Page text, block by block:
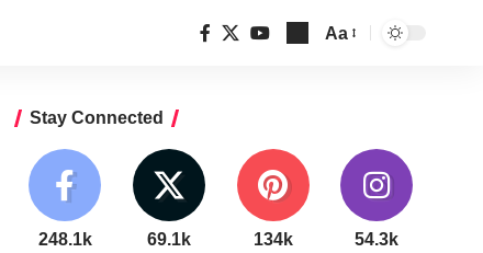
Aa
Stay Connected
248.1k 69.1k 134k 54.3k